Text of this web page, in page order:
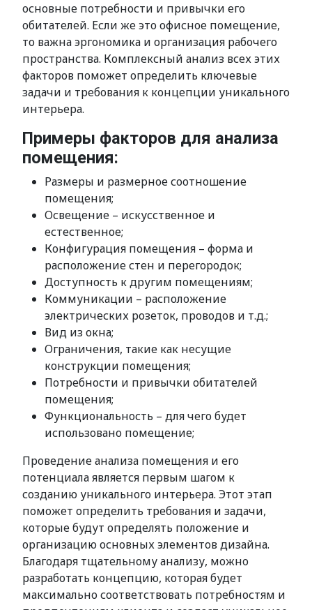
основные потребности и привычки его
обитателей. Если же это офисное помещение,
то важна эргономика и организация рабочего
пространства. Комплексный анализ всех этих
факторов поможет определить ключевые
задачи и требования к концепции уникального
интерьера.
Примеры факторов для анализа
помещения:
Размеры и размерное соотношение
помещения;
Освещение – искусственное и
естественное;
Конфигурация помещения – форма и
расположение стен и перегородок;
Доступность к другим помещениям;
Коммуникации – расположение
электрических розеток, проводов и т.д.;
Вид из окна;
Ограничения, такие как несущие
конструкции помещения;
Потребности и привычки обитателей
помещения;
Функциональность – для чего будет
использовано помещение;
Проведение анализа помещения и его
потенциала является первым шагом к
созданию уникального интерьера. Этот этап
поможет определить требования и задачи,
которые будут определять положение и
организацию основных элементов дизайна.
Благодаря тщательному анализу, можно
разработать концепцию, которая будет
максимально соответствовать потребностям и